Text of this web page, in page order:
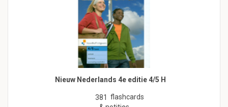
Nieuw Nederlands 4e editie 4/5 H
381 flashcards